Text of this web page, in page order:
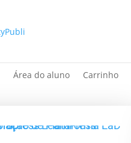
Área do aluno Carrinho